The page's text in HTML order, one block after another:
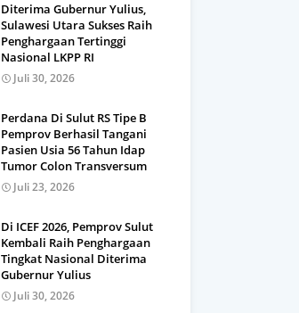
Diterima Gubernur Yulius,
Sulawesi Utara Sukses Raih
Penghargaan Tertinggi
Nasional LKPP RI
Juli 30, 2026
Perdana Di Sulut RS Tipe B
Pemprov Berhasil Tangani
Pasien Usia 56 Tahun Idap
Tumor Colon Transversum
Juli 23, 2026
Di ICEF 2026, Pemprov Sulut
Kembali Raih Penghargaan
Tingkat Nasional Diterima
Gubernur Yulius
Juli 30, 2026